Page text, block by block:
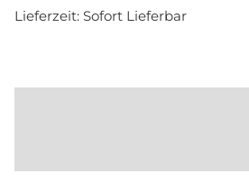
Lieferzeit:Sofort Lieferbar